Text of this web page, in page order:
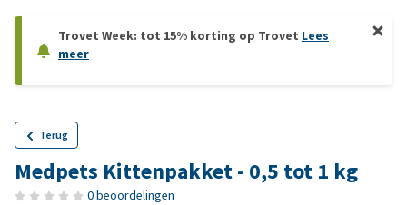
Trovet Week: tot 15% korting op Trovet Lees
meer
Terug
Medpets Kittenpakket - 0,5 tot 1 kg
0 beoordelingen